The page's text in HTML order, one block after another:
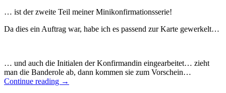
… ist der zweite Teil meiner Minikonfirmationsserie!
Da dies ein Auftrag war, habe ich es passend zur Karte gewerkelt…
… und auch die Initialen der Konfirmandin eingearbeitet… zieht
man die Banderole ab, dann kommen sie zum Vorschein…
Continue reading „Konfirmation
→